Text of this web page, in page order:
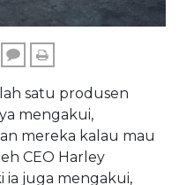
PINTERESTCOMMENTS
satu produsen
mengakui,
mereka kalau mau
CEO Harley
ia juga mengakui,